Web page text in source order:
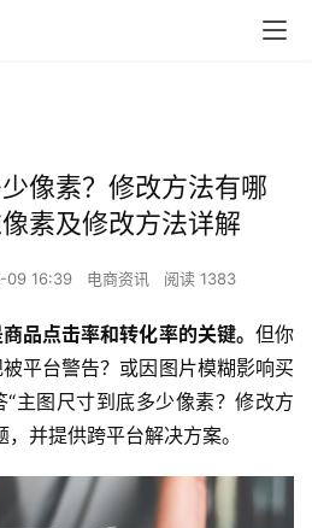
像素？修改方法有哪
素及修改方法详解
09 16:39 电商资讯 阅读 1383
品点击率和转化率的关键。 但你
平台警告？或因图片模糊影响买
主图尺寸到底多少像素？修改方
并提供跨平台解决方案。